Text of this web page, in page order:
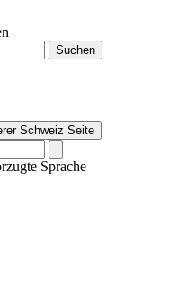
Suchen
Schweiz Seite
Sprache